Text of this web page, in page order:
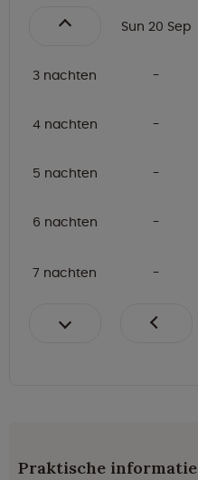
Sun 20 Sep
3 nachten
4 nachten
5 nachten
6 nachten
7 nachten
Praktische informatie